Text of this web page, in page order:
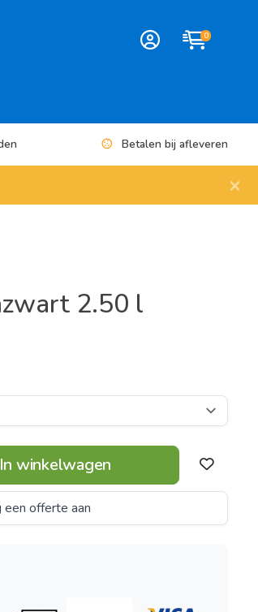
0
Betalen bij afleveren
×
2.50 l
In winkelwagen
een offerte aan